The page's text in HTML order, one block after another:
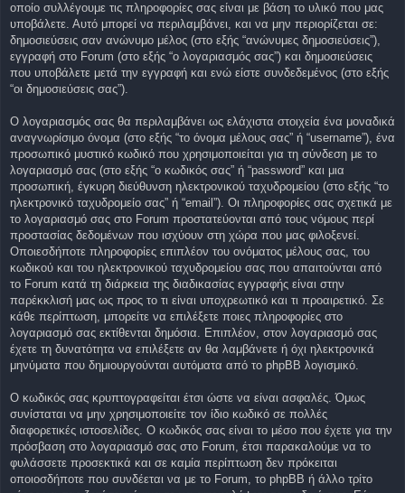
οποίο συλλέγουμε τις πληροφορίες σας είναι με βάση το υλικό που μας
υποβάλετε. Αυτό μπορεί να περιλαμβάνει, και να μην περιορίζεται σε:
δημοσιεύσεις σαν ανώνυμο μέλος (στο εξής “ανώνυμες δημοσιεύσεις”),
εγγραφή στο Forum (στο εξής “ο λογαριασμός σας”) και δημοσιεύσεις
που υποβάλετε μετά την εγγραφή και ενώ είστε συνδεδεμένος (στο εξής
“οι δημοσιεύσεις σας”).
Ο λογαριασμός σας θα περιλαμβάνει ως ελάχιστα στοιχεία ένα μοναδικά
αναγνωρίσιμο όνομα (στο εξής “το όνομα μέλους σας” ή “username”), ένα
προσωπικό μυστικό κωδικό που χρησιμοποιείται για τη σύνδεση με το
λογαριασμό σας (στο εξής “ο κωδικός σας” ή “password” και μια
προσωπική, έγκυρη διεύθυνση ηλεκτρονικού ταχυδρομείου (στο εξής “το
ηλεκτρονικό ταχυδρομείο σας” ή “email”). Οι πληροφορίες σας σχετικά με
το λογαριασμό σας στο Forum προστατεύονται από τους νόμους περί
προστασίας δεδομένων που ισχύουν στη χώρα που μας φιλοξενεί.
Οποιεσδήποτε πληροφορίες επιπλέον του ονόματος μέλους σας, του
κωδικού και του ηλεκτρονικού ταχυδρομείου σας που απαιτούνται από
το Forum κατά τη διάρκεια της διαδικασίας εγγραφής είναι στην
παρέκκλισή μας ως προς το τι είναι υποχρεωτικό και τι προαιρετικό. Σε
κάθε περίπτωση, μπορείτε να επιλέξετε ποιες πληροφορίες στο
λογαριασμό σας εκτίθενται δημόσια. Επιπλέον, στον λογαριασμό σας
έχετε τη δυνατότητα να επιλέξετε αν θα λαμβάνετε ή όχι ηλεκτρονικά
μηνύματα που δημιουργούνται αυτόματα από το phpBB λογισμικό.
Ο κωδικός σας κρυπτογραφείται έτσι ώστε να είναι ασφαλές. Όμως
συνίσταται να μην χρησιμοποιείτε τον ίδιο κωδικό σε πολλές
διαφορετικές ιστοσελίδες. Ο κωδικός σας είναι το μέσο που έχετε για την
πρόσβαση στο λογαριασμό σας στο Forum, έτσι παρακαλούμε να το
φυλάσσετε προσεκτικά και σε καμία περίπτωση δεν πρόκειται
οποιοσδήποτε που συνδέεται να με το Forum, το phpBB ή άλλο τρίτο